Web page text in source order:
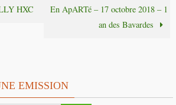
HXC
En ApARTé – 17 octobre 2018 – 1
an des Bavardes
EMISSION